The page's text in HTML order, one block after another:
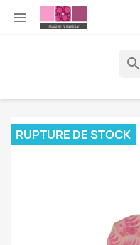


RUPTURE DE STOCK